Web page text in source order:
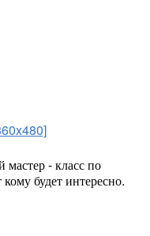
- класс по
будет интересно.